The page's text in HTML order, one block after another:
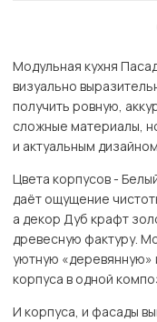
Модульная кухня
визуально
получить ровную,
сложные материалы,
и актуальным
Цвета корпусов -
даёт ощущение
а декор Дуб крафт
древесную фактуру.
уютную «деревянную»
корпуса в одной
И корпуса, и фасады